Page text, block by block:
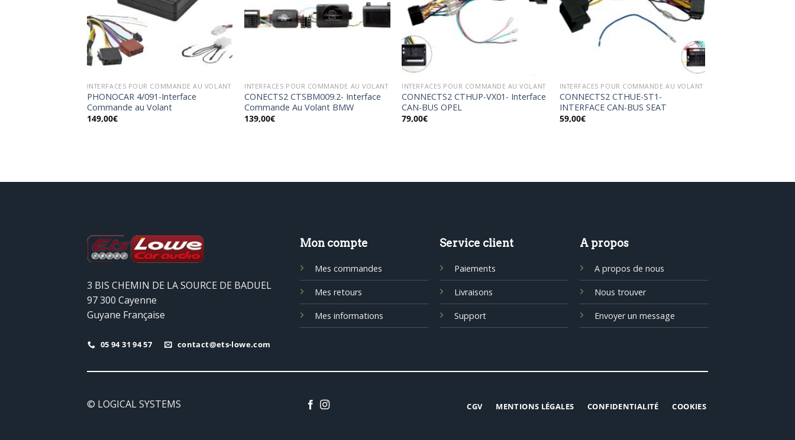
Ajouter
INTERFACES POUR COMMANDE AU VOLANT
PHONOCAR 4/091-Interface
Commande au Volant
149,00€
Ajouter
à la
wishlist
INTERFACES POUR COMMANDE AU VOLANT
CONECTS2 CTSBM009.2- Interface
Commande Au Volant BMW
139,00€
Ajouter
INTERFACES POUR COMMANDE AU VOLANT
CONNECTS2 CTHUP-VX01- Interface
CAN-BUS OPEL
79,00€
Ajouter
à la
wishlist
INTERFACES POUR COMMANDE AU VOLANT
CONNECTS2 CTHUE-ST1-
INTERFACE CAN-BUS SEAT
59,00€
3 BIS CHEMIN DE LA SOURCE DE BADUEL
97 300 Cayenne
Guyane Française
05 94 31 94 57 contact@ets-lowe.com
Mon compte
Mes commandes
Mes retours
Mes informations
Service client
Paiements
Livraisons
Support
A propos
A propos de nous
Nous trouver
Envoyer un message
© LOGICAL SYSTEMS CGV MENTIONS LÉGALES CONFIDENTIALITÉ COOKIES